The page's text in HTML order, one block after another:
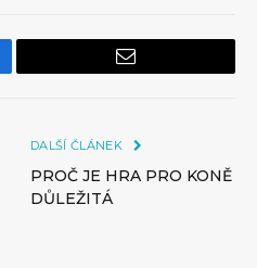
Email
DALŠÍ ČLÁNEK
PROČ JE HRA PRO KONĚ
DŮLEŽITÁ